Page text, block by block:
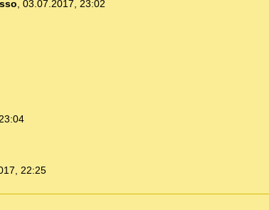
, 03.07.2017, 23:02
22:25